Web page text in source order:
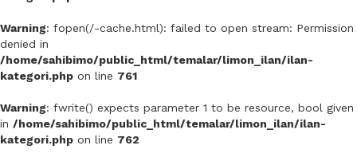
Warning: fopen(/-cache.html): failed to open stream: Permission
denied in
/home/sahibimo/public_html/temalar/limon_ilan/ilan-
kategori.php on line 761
Warning: fwrite() expects parameter 1 to be resource, bool given
in /home/sahibimo/public_html/temalar/limon_ilan/ilan-
kategori.php on line 762